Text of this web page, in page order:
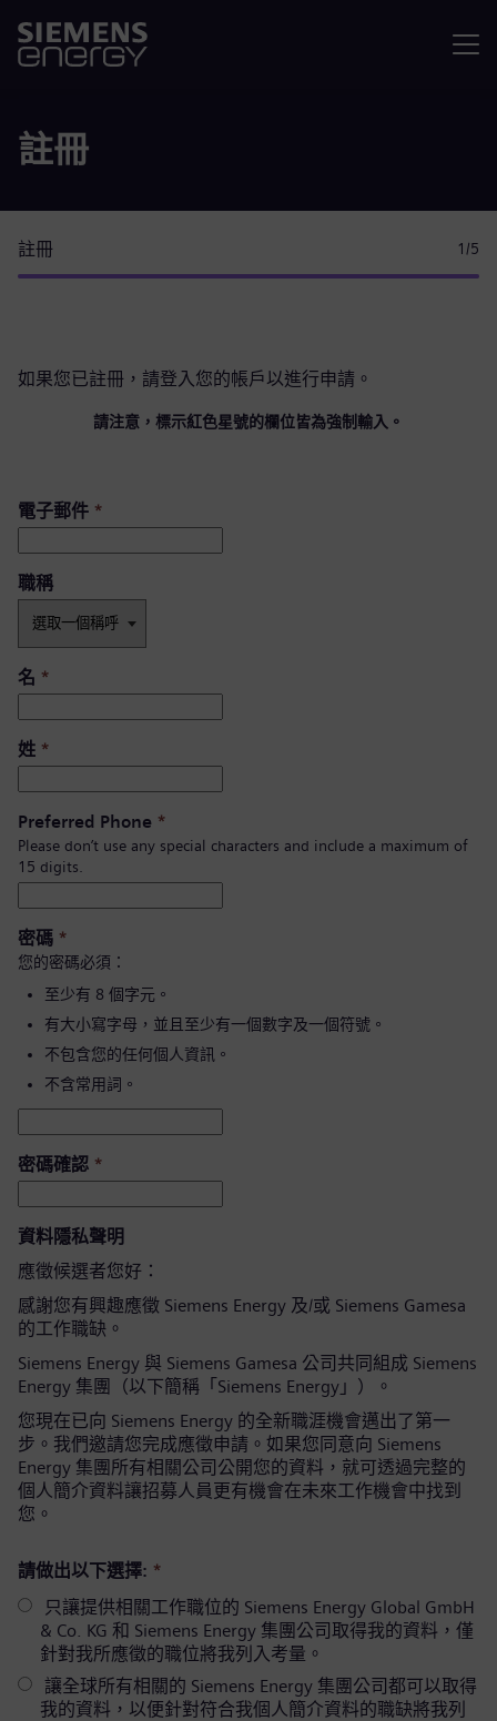
註冊
註冊 1 /5
如果您已註冊，請登入您的帳戶以進行申請。
請注意，標示紅色星號的欄位皆為強制輸入。
電子郵件 *
職稱
名 *
姓 *
Preferred Phone *
Please don’t use any special characters and include a maximum of
15 digits.
密碼 *
您的密碼必須：
至少有 8 個字元。
有大小寫字母，並且至少有一個數字及一個符號。
不包含您的任何個人資訊。
不含常用詞。
密碼確認 *
資料隱私聲明
應徵候選者您好：
感謝您有興趣應徵 Siemens Energy 及/或 Siemens Gamesa
的工作職缺。
Siemens Energy 與 Siemens Gamesa 公司共同組成 Siemens
Energy 集團（以下簡稱「Siemens Energy」）。
您現在已向 Siemens Energy 的全新職涯機會邁出了第一
步。我們邀請您完成應徵申請。如果您同意向 Siemens
Energy 集團所有相關公司公開您的資料，就可透過完整的
個人簡介資料讓招募人員更有機會在未來工作機會中找到
您。
請做出以下選擇: *
只讓提供相關工作職位的 Siemens Energy Global GmbH
& Co. KG 和 Siemens Energy 集團公司取得我的資料，僅
針對我所應徵的職位將我列入考量。
讓全球所有相關的 Siemens Energy 集團公司都可以取得
我的資料，以便針對符合我個人簡介資料的職缺將我列